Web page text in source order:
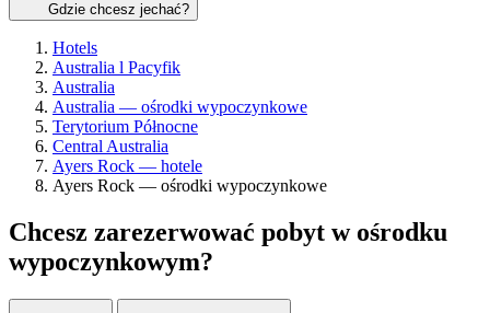
Gdzie chcesz jechać?
Hotels
Australia l Pacyfik
Australia
Australia — ośrodki wypoczynkowe
Terytorium Północne
Central Australia
Ayers Rock — hotele
Ayers Rock — ośrodki wypoczynkowe
Chcesz zarezerwować pobyt w ośrodku
wypoczynkowym?